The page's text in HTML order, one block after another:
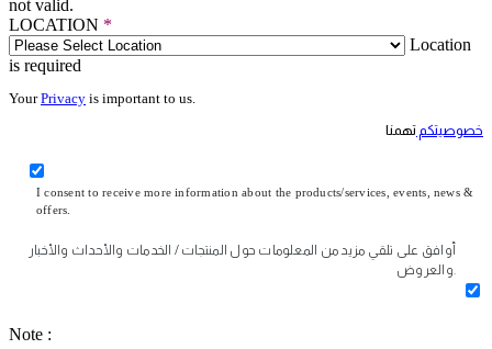
not valid.
LOCATION *
Location
is required
YourPrivacy is important to us.
خصوصيتكم تهمنا
I consent to receive more information about the products/services, events, news &
offers.
أوافق على تلقي مزيد من المعلومات حول المنتجات / الخدمات والأحداث والأخبار
والعروض.
Note :